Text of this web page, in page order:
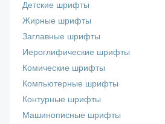
Детские шрифты
Жирные шрифты
Заглавные шрифты
Иероглифические шрифты
Комические шрифты
Компьютерные шрифты
Контурные шрифты
Машинописные шрифты